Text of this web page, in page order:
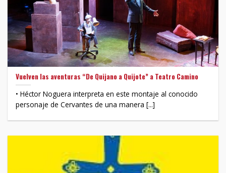
Vuelven las aventuras “De Quijano a Quijote” a Teatro Camino
• Héctor Noguera interpreta en este montaje al conocido
personaje de Cervantes de una manera [...]